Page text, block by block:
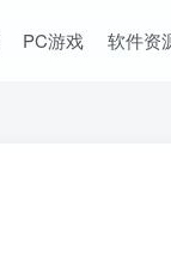
PC游戏 软件资